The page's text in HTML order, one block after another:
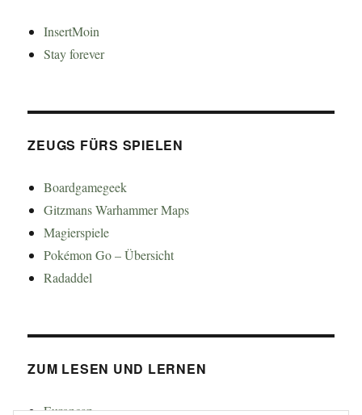
InsertMoin
Stay forever
ZEUGS FÜRS SPIELEN
Boardgamegeek
Gitzmans Warhammer Maps
Magierspiele
Pokémon Go – Übersicht
Radaddel
ZUM LESEN UND LERNEN
Euroncap